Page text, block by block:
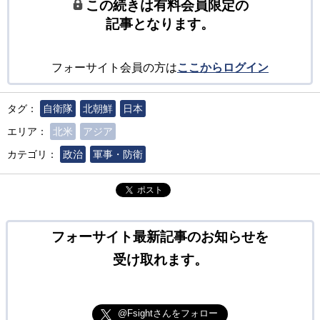
この続きは有料会員限定の
記事となります。
フォーサイト会員の方はここからログイン
タグ： 自衛隊 北朝鮮
日本
エリア：
北米
アジア
カテゴリ：
政治 軍事・防衛
ポスト
フォーサイト最新記事のお知らせを
受け取れます。
@Fsightさんをフォロー